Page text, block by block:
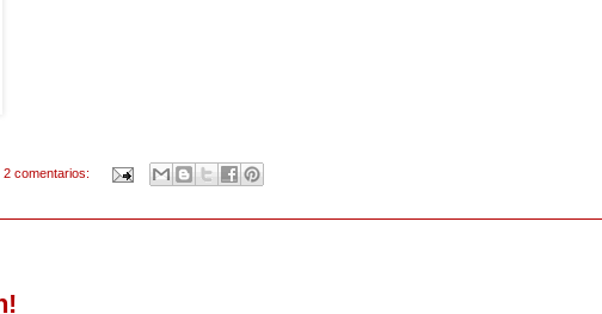
2 comentarios: